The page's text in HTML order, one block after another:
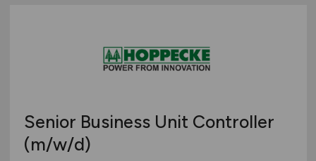
Senior Business Unit Controller
(m/w/d)